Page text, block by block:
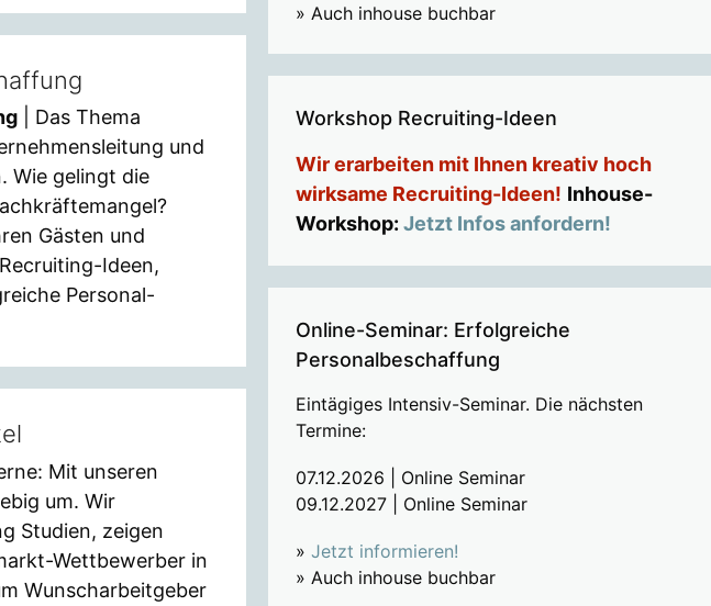
| Das Thema
und
Wie gelingt die
Gästen und
Ideen,
Personal-
Mit unseren
um. Wir
Studien, zeigen
Wettbewerber in
Wunscharbeitgeber
» Auch inhouse buchbar
Workshop Recruiting-Ideen
Wir erarbeiten mit Ihnen kreativ hoch
wirksame Recruiting-Ideen! Inhouse-
Workshop: Jetzt Infos anfordern!
Online-Seminar: Erfolgreiche
Personalbeschaffung
Eintägiges Intensiv-Seminar. Die nächsten
Termine:
07.12.2026 | Online Seminar
09.12.2027 | Online Seminar
» Jetzt informieren!
» Auch inhouse buchbar